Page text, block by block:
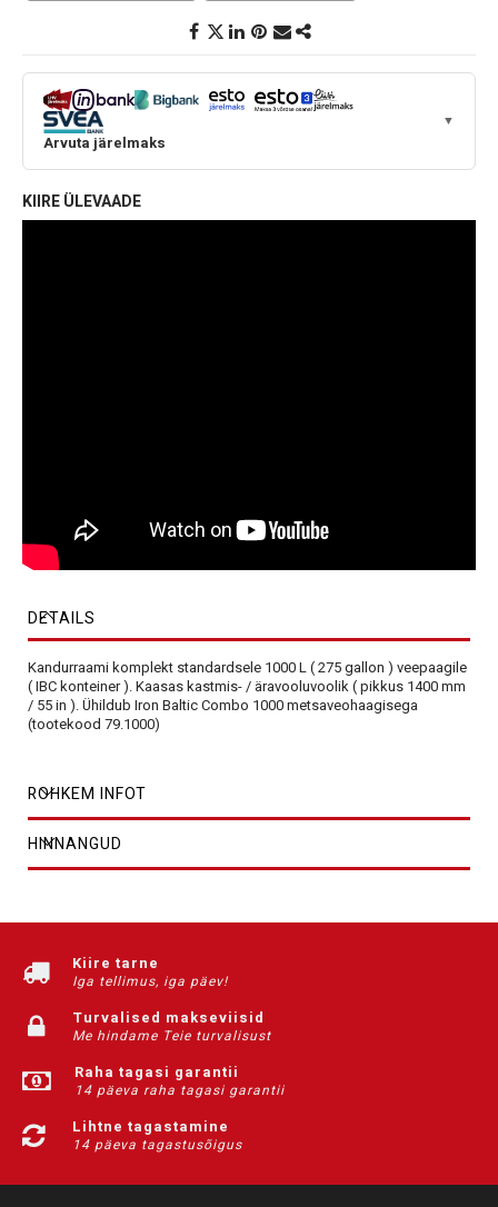
Arvuta järelmaks
▼
KIIRE ÜLEVAADE
DETAILS
Kandurraami komplekt standardsele 1000 L ( 275 gallon ) veepaagile
( IBC konteiner ). Kaasas kastmis- / äravooluvoolik ( pikkus 1400 mm
/ 55 in ). Ühildub Iron Baltic Combo 1000 metsaveohaagisega
(tootekood 79.1000)
ROHKEM INFOT
HINNANGUD
Kiire tarne
Iga tellimus, iga päev!
Turvalised makseviisid
Me hindame Teie turvalisust
Raha tagasi garantii
14 päeva raha tagasi garantii
Lihtne tagastamine
14 päeva tagastusõigus